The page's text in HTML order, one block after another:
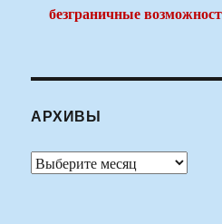
безграничные
АРХИВЫ
Архивы